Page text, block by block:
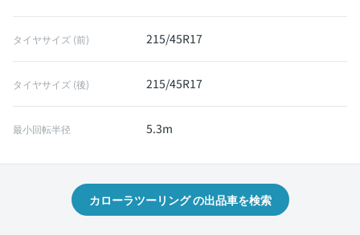
タイヤサイズ (前) 215/45R17
タイヤサイズ (後) 215/45R17
最小回転半径 5.3m
カローラツーリング の出品車を検索